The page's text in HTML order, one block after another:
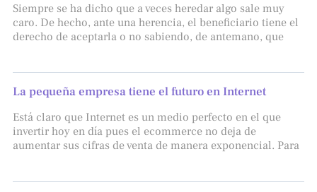
Siempre se ha dicho que a veces heredar algo sale muy
caro. De hecho, ante una herencia, el beneficiario tiene el
derecho de aceptarla o no sabiendo, de antemano, que
La pequeña empresa tiene el futuro en Internet
Está claro que Internet es un medio perfecto en el que
invertir hoy en día pues el ecommerce no deja de
aumentar sus cifras de venta de manera exponencial. Para